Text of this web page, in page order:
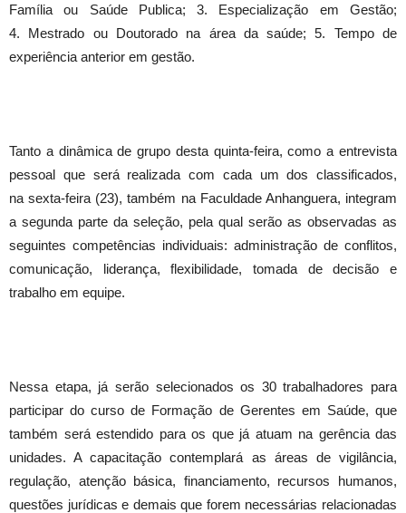
Família ou Saúde Publica; 3. Especialização em Gestão;
4. Mestrado ou Doutorado na área da saúde; 5. Tempo de
experiência anterior em gestão.
Tanto a dinâmica de grupo desta quinta-feira, como a entrevista
pessoal que será realizada com cada um dos classificados,
nasexta-feira (23), também na Faculdade Anhanguera, integram
a segunda parte da seleção, pela qual serão as observadas as
seguintes competências individuais: administração de conflitos,
comunicação, liderança, flexibilidade, tomada de decisão e
trabalho em equipe.
Nessa etapa, já serão selecionados os 30 trabalhadores para
participar do curso de Formação de Gerentes em Saúde, que
também será estendido para os que já atuam na gerência das
unidades. A capacitação contemplará as áreas de vigilância,
regulação, atenção básica, financiamento, recursos humanos,
questões jurídicas e demais que forem necessárias relacionadas